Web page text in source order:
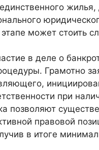
может стоить
в деле о
Грамотно
при
позволяют
правовой
в итоге